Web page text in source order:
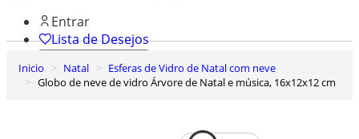
Entrar
Lista de Desejos
Carrinho de Compras
Inicio Natal
Esferas de Vidro de Natal com neve
Globo de neve de vidro Árvore de Natal e música, 16x12x12 cm